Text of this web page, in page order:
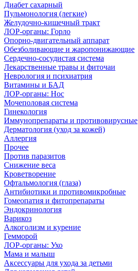
Диабет сахарный
Пульмонология (легкие)
Желудочно-кишечный тракт
ЛОР-органы: Горло
Опорно-двигательный аппарат
Обезболивающие и жаропонижающие
Сердечно-сосудистая система
Лекарственные травы и фиточаи
Неврология и психиатрия
Витамины и БАД
ЛОР-органы: Нос
Мочеполовая система
Гинекология
Иммунопрепараты и противовирусные
Дерматология (уход за кожей)
Аллергия
Прочее
Против паразитов
Снижение веса
Кроветворение
Офтальмология (глаза)
Антибиотики и противомикробные
Гомеопатия и фитопрепараты
Эндокринология
Варикоз
Алкоголизм и курение
Гемморой
ЛОР-органы: Ухо
Мама и малыш
Аксессуары для ухода за детьми